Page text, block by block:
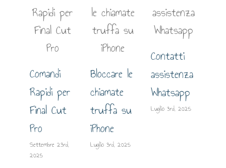
Comandi
Rapidi per
Final Cut
Pro
Settembre 23rd,
2025
Bloccare le
chiamate
truffa su
iPhone
Luglio 3rd, 2025
Contatti
assistenza
Whatsapp
Luglio 3rd, 2025